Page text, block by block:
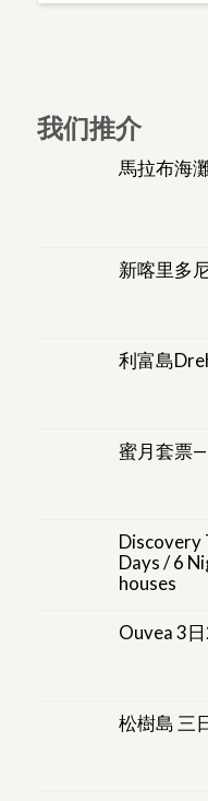
我们推介
馬拉布海
新喀里多
利富島
蜜月套票
Discovery
Days / 6
houses
Ouvea 3
松樹島 三